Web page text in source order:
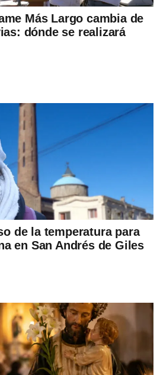
Más Largo cambia de
dónde se realizará
de la temperatura para
en San Andrés de Giles